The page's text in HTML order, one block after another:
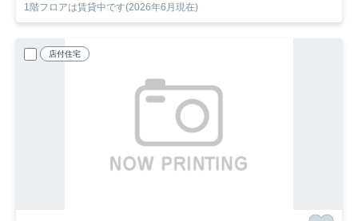
1階フロアは賃貸中です(2026年6月現在)
店付住宅